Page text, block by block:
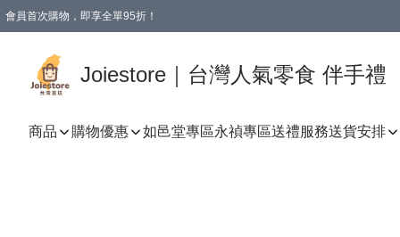
會員首次購物，即享全單95折！
Joiestore｜台灣人氣零食 伴手禮
商品 購物優惠 如邑堂專區永禎專區送禮服務送貨安排